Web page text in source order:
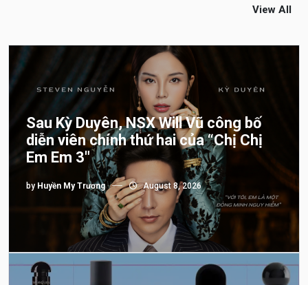
View All
Sau Kỳ Duyên, NSX Will Vũ công bố
diễn viên chính thứ hai của “Chị Chị
Em Em 3″
by Huyền My Trương August 8, 2026